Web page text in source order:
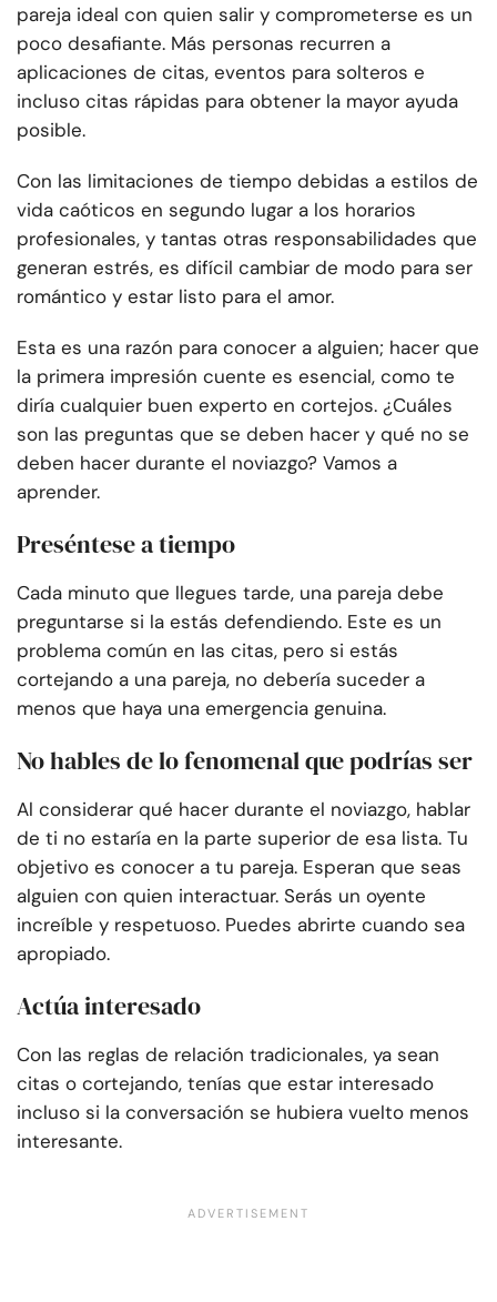
pareja ideal con quien salir y comprometerse es un
poco desafiante. Más personas recurren a
aplicaciones de citas, eventos para solteros e
incluso citas rápidas para obtener la mayor ayuda
posible.
Con las limitaciones de tiempo debidas a estilos de
vida caóticos en segundo lugar a los horarios
profesionales, y tantas otras responsabilidades que
generan estrés, es difícil cambiar de modo para ser
romántico y estar listo para el amor.
Esta es una razón para conocer a alguien; hacer que
la primera impresión cuente es esencial, como te
diría cualquier buen experto en cortejos. ¿Cuáles
son las preguntas que se deben hacer y qué no se
deben hacer durante el noviazgo? Vamos a
aprender.
Preséntese a tiempo
Cada minuto que llegues tarde, una pareja debe
preguntarse si la estás defendiendo. Este es un
problema común en las citas, pero si estás
cortejando a una pareja, no debería suceder a
menos que haya una emergencia genuina.
No hables de lo fenomenal que podrías ser
Al considerar qué hacer durante el noviazgo, hablar
de ti no estaría en la parte superior de esa lista. Tu
objetivo es conocer a tu pareja. Esperan que seas
alguien con quien interactuar. Serás un oyente
increíble y respetuoso. Puedes abrirte cuando sea
apropiado.
Actúa interesado
Con las reglas de relación tradicionales, ya sean
citas o cortejando, tenías que estar interesado
incluso si la conversación se hubiera vuelto menos
interesante.